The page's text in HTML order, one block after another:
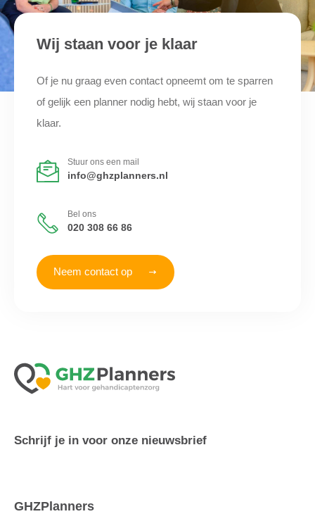
Wij staan voor je klaar
Of je nu graag even contact opneemt om te sparren
of gelijk een planner nodig hebt, wij staan voor je
klaar.
Stuur ons een mail
info@ghzplanners.nl
Bel ons
020 308 66 86
Neem contact op
Schrijf je in voor onze nieuwsbrief
GHZPlanners